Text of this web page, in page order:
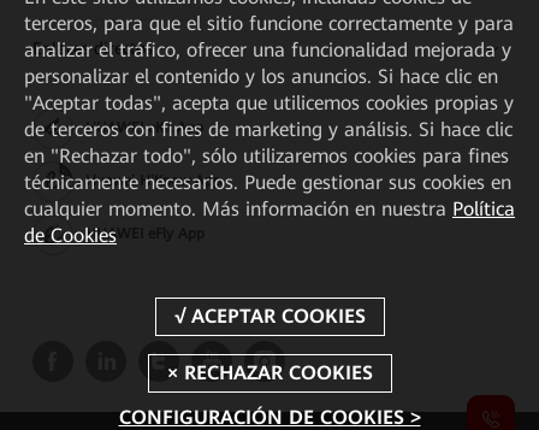
Enlaces directos
HUAWEI eKit App
Huawei HiKnow App
HUAWEI eFly App
terceros, para que el sitio funcione correctamente y para
analizar el tráfico, ofrecer una funcionalidad mejorada y
personalizar el contenido y los anuncios. Si hace clic en
"Aceptar todas", acepta que utilicemos cookies propias y
de terceros con fines de marketing y análisis. Si hace clic
en "Rechazar todo", sólo utilizaremos cookies para fines
técnicamente necesarios. Puede gestionar sus cookies en
cualquier momento. Más información en nuestra Política
de Cookies
CONFIGURACIÓN DE COOKIES >